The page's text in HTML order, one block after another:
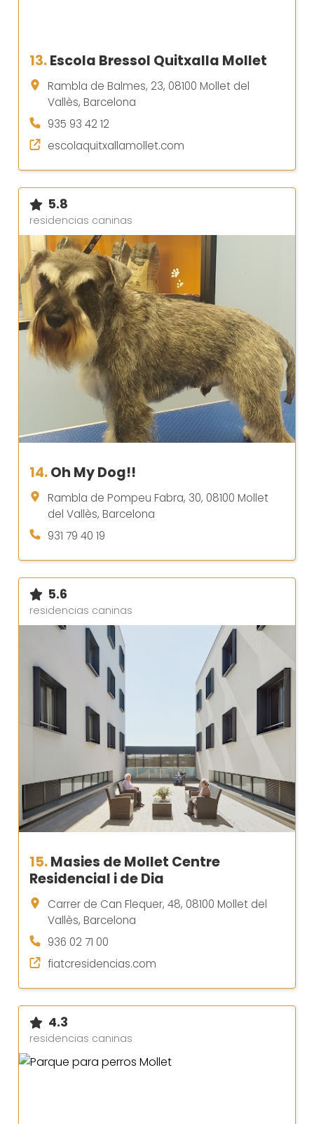
13.Escola Bressol Quitxalla Mollet
Rambla de Balmes, 23, 08100 Mollet del
Vallès, Barcelona
935 93 42 12
escolaquitxallamollet.com
5.8
residencias caninas
14.Oh My Dog!!
Rambla de Pompeu Fabra, 30, 08100 Mollet
del Vallès, Barcelona
931 79 40 19
5.6
residencias caninas
15.Masies de Mollet Centre
Residencial i de Dia
Carrer de Can Flequer, 48, 08100 Mollet del
Vallès, Barcelona
936 02 71 00
fiatcresidencias.com
4.3
residencias caninas